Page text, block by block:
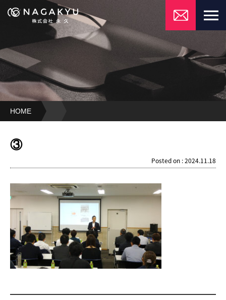
HOME
③
Posted on : 2024.11.18